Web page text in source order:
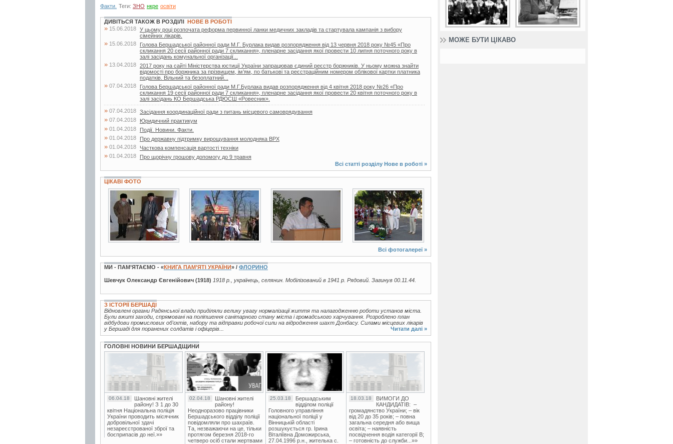
Факти. Теги: ЗНО нкре освіти
ДИВІТЬСЯ ТАКОЖ В РОЗДІЛІ НОВЕ В РОБОТІ
» 15.06.2018 У цьому році розпочата реформа первинної ланки медичних закладів та стартувала кампанія з вибору
сімейних лікарів.
» 15.06.2018
Голова Бершадської районної ради М.Г. Бурлака видав розпорядження від 13 червня 2018 року №45 «Про
скликання 20 сесії районної ради 7 скликання», пленарне засідання якої провести 10 липня поточного року в
залі засідань комунальної організації...
» 13.04.2018 2017 року на сайті Міністерства юстиції України запрацював єдиний реєстр боржників. У ньому можна знайти
відомості про боржника за прізвищем, ім’ям, по батькові та реєстраційним номером облікової картки платника
податків. Вільний та безоплатний...
» 07.04.2018
Голова Бершадської районної ради М.Г.Бурлака видав розпорядження від 4 квітня 2018 року №26 «Про
скликання 19 сесії районної ради 7 скликання», пленарне засідання якої провести 20 квітня поточного року в
залі засідань КО Бершадська РДЮСШ «Ровесник».
» 07.04.2018 Засідання координаційної ради з питань місцевого самоврядування
» 07.04.2018 Юридичний практикум
» 01.04.2018 Події. Новини. Факти.
» 01.04.2018 Про державну підтримку вирощування молодняка ВРХ
» 01.04.2018 Часткова компенсація вартості техніки
» 01.04.2018
Про щорічну грошову допомогу до 9 травня
Всі статті розділу Нове в роботі »
ЦІКАВІ ФОТО
2 фото 12 фото 19 фото
Всі фотогалереї »
МИ - ПАМ’ЯТАЄМО - «КНИГА ПАМ’ЯТІ УКРАЇНИ» / ФЛОРИНО
Шевчук Олександр Євгенійович (1918) 1918 р., українець, селянин. Мобілізований в 1941 р. Рядовий. Загинув 00.11.44.
З ІСТОРІЇ БЕРШАДІ
Відновлені органи Радянської влади приділяли велику увагу нормалізації життя та налагодженню роботи установ міста.
Були вжиті заходи, спрямовані на поліпшення санітарного стану міста і громадського харчування. Розроблено план
відбудови промислових об'єктів, набору та відправки робочої сили на відродження шахт Донбасу. Силами місцевих лікарів
у Бершаді для поранених солдатів і офіцерів...
Читати далі »
ГОЛОВНІ НОВИНИ БЕРШАДЩИНИ
06.04.18
Шановні жителі
району! З 1 до 30
квітня Національна поліція
України проводить місячник
добровільної здачі
незареєстрованої зброї та
боєприпасів до неї.»»
02.04.18
Шановні жителі
району!
Неодноразово працівники
Бершадського відділу поліції
повідомляли про шахраїв.
Та, незважаючи на це, тільки
протягом березня 2018-го
четверо осіб стали жертвами
25.03.18
Бершадським
відділом поліції
Головного управління
національної поліції у
Вінницькій області
розшукується гр. Ірина
Віталіївна Доможирська,
27.04.1996 р.н., жителька с.
18.03.18
ВИМОГИ ДО
КАНДИДАТІВ: –
громадянство України; – вік
від 20 до 35 років; – повна
загальна середня або вища
освіта; – наявність
посвідчення водія категорії В;
– готовність до служби...»»
МОЖЕ БУТИ ЦІКАВО